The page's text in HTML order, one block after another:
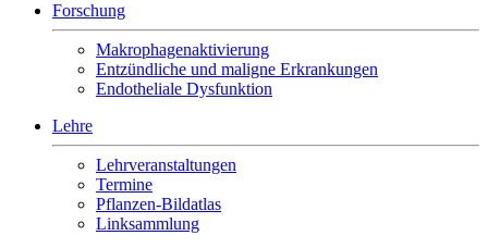
Forschung
Makrophagenaktivierung
Entzündliche und maligne Erkrankungen
Endotheliale Dysfunktion
Lehre
Lehrveranstaltungen
Termine
Pflanzen-Bildatlas
Linksammlung